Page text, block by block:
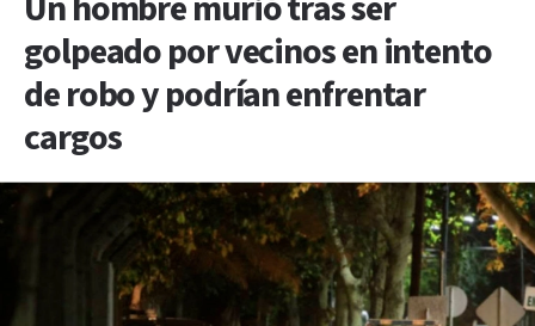
Un hombre murió tras ser
golpeado por vecinos en intento
de robo y podrían enfrentar
cargos